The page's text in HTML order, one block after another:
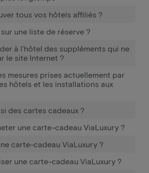
tous vos hôtels affiliés ?
une liste de réserve ?
à l'hôtel des suppléments qui ne
le site Internet ?
mesures prises actuellement par
hôtels et les installations aux
des cartes cadeaux ?
une carte-cadeau ViaLuxury ?
carte-cadeau ViaLuxury ?
une carte-cadeau ViaLuxury ?